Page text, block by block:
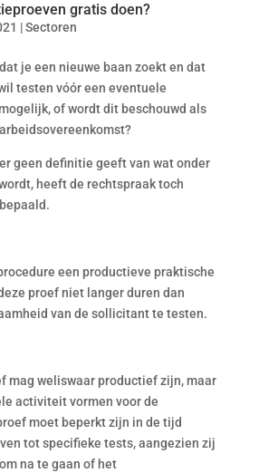
gratis doen?
|Sectoren
je een nieuwe baan zoekt en dat
testen vóór een eventuele
of wordt dit beschouwd als
geen definitie geeft van wat onder
heeft de rechtspraak toch
een productieve praktische
proef niet langer duren dan
van de sollicitant te testen.
mag weliswaar productief zijn, maar
activiteit vormen voor de
moet beperkt zijn in de tijd
tot specifieke tests, aangezien zij
na te gaan of het